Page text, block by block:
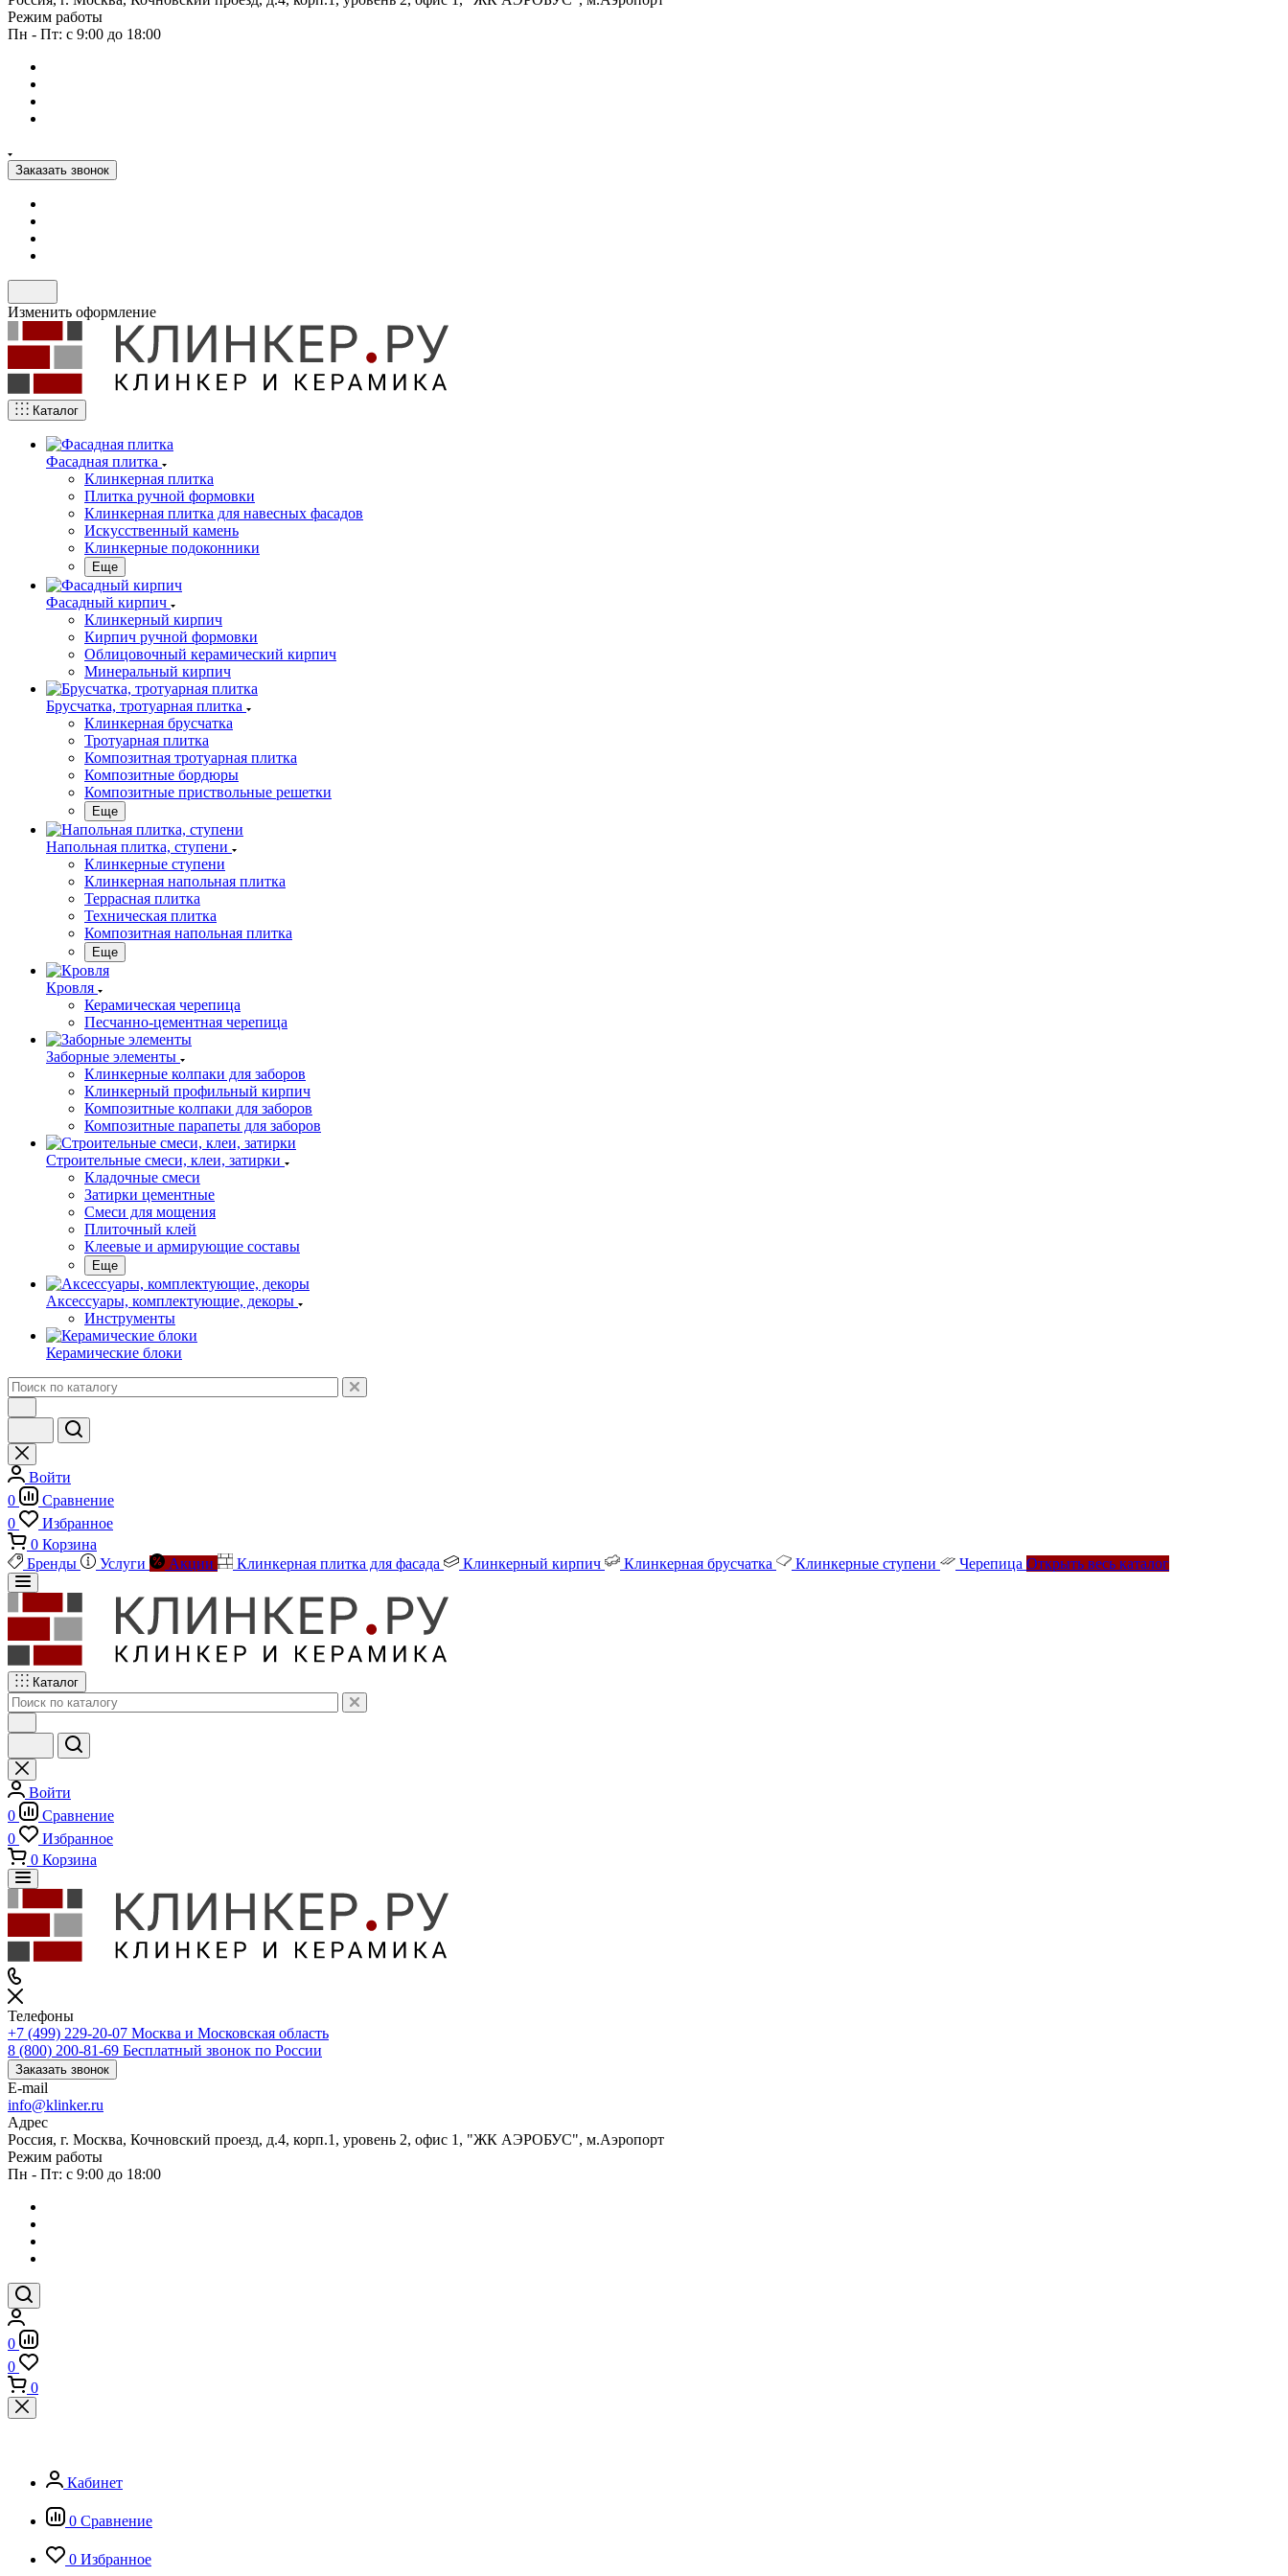
Режим работы
Пн - Пт: с 9:00 до 18:00
Заказать звонок
Изменить оформление
Каталог
Фасадная плитка
Клинкерная плитка
Плитка ручной формовки
Клинкерная плитка для навесных фасадов
Искусственный камень
Клинкерные подоконники
Еще
Фасадный кирпич
Клинкерный кирпич
Кирпич ручной формовки
Облицовочный керамический кирпич
Минеральный кирпич
Брусчатка, тротуарная плитка
Клинкерная брусчатка
Тротуарная плитка
Композитная тротуарная плитка
Композитные бордюры
Композитные приствольные решетки
Еще
Напольная плитка, ступени
Клинкерные ступени
Клинкерная напольная плитка
Террасная плитка
Техническая плитка
Композитная напольная плитка
Еще
Кровля
Керамическая черепица
Песчанно-цементная черепица
Заборные элементы
Клинкерные колпаки для заборов
Клинкерный профильный кирпич
Композитные колпаки для заборов
Композитные парапеты для заборов
Строительные смеси, клеи, затирки
Кладочные смеси
Затирки цементные
Смеси для мощения
Плиточный клей
Клеевые и армирующие составы
Еще
Аксессуары, комплектующие, декоры
Инструменты
Керамические блоки
Войти
0
Сравнение
0
Избранное
0 Корзина
Бренды
Услуги Акции Клинкерная плитка для фасада Клинкерный кирпич Клинкерная брусчатка Клинкерные ступени Черепица Открыть весь каталог
Каталог
Войти
0
Сравнение
0
Избранное
0 Корзина
Телефоны
+7 (499) 229-20-07 Москва и Московская область
8 (800) 200-81-69 Бесплатный звонок по России
Заказать звонок
E-mail
info@klinker.ru
Адрес
Россия, г. Москва, Кочновский проезд, д.4, корп.1, уровень 2, офис 1, "ЖК АЭРОБУС", м.Аэропорт
Режим работы
Пн - Пт: с 9:00 до 18:00
0
0
0
Кабинет
0 Сравнение
0 Избранное